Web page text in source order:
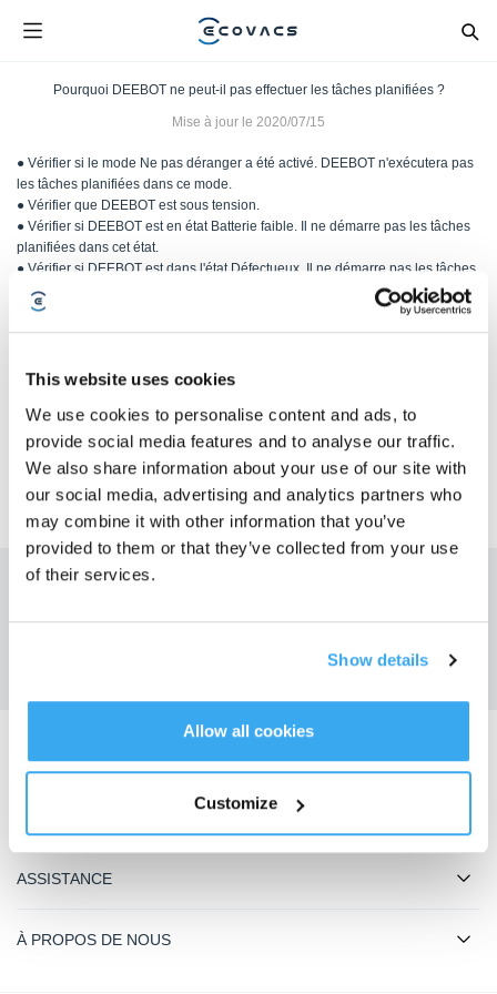
This website uses cookies
We use cookies to personalise content and ads, to
provide social media features and to analyse our traffic.
We also share information about your use of our site with
our social media, advertising and analytics partners who
may combine it with other information that you’ve
provided to them or that they’ve collected from your use
of their services.
Show details
Allow all cookies
Customize
Pourquoi DEEBOT ne peut-il pas effectuer les tâches planifiées ?
Mise à jour le 2020/07/15
● Vérifier si le mode Ne pas déranger a été activé. DEEBOT n'exécutera pas
les tâches planifiées dans ce mode.
● Vérifier que DEEBOT est sous tension.
● Vérifier si DEEBOT est en état Batterie faible. Il ne démarre pas les tâches
planifiées dans cet état.
● Vérifier si DEEBOT est dans l'état Défectueux. Il ne démarre pas les tâches
planifiées dans cet état.
Cet article vous a-t-il été utile ?
NON
SOUMETTRE
Télécharger l'application ECOVACS
ASSISTANCE
À PROPOS DE NOUS